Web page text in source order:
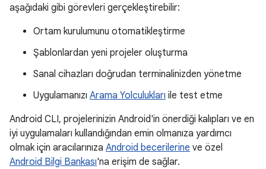
aşağıdaki gibi görevleri gerçekleştirebilir:
Ortam kurulumunu otomatikleştirme
Şablonlardan yeni projeler oluşturma
Sanal cihazları doğrudan terminalinizden yönetme
Uygulamanızı Arama Yolculukları ile test etme
Android CLI, projelerinizin Android'in önerdiği kalıpları ve en
iyi uygulamaları kullandığından emin olmanıza yardımcı
olmak için aracılarınıza Android becerilerine ve özel
Android Bilgi Bankası'na erişim de sağlar.